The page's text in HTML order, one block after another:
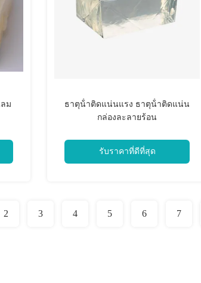
ม
ธาตุน้ําติดแน่นแรง ธาตุน้ําติดแน่น
กล่องละลายร้อน
รับราคาที่ดีที่สุด
2 3 4 5 6 7